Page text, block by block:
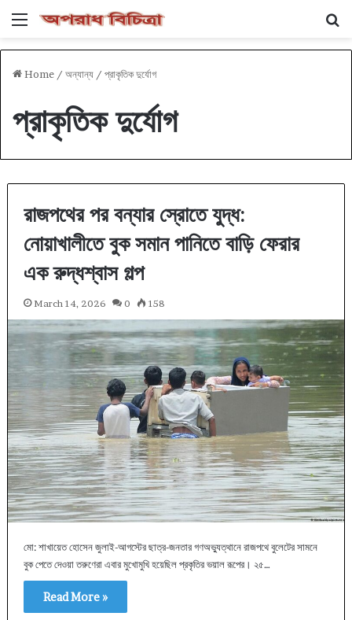
Menu
Home / অন্যান্য / প্রাকৃতিক দুর্যোগ
প্রাকৃতিক দুর্যোগ
রাজপথের পর বন্যার স্রোতে যুদ্ধ:
নোয়াখালীতে বুক সমান পানিতে বাড়ি ফেরার
এক রুদ্ধশ্বাস গল্প
March 14, 2026 0 158
মো: শাখায়েত হোসেন জুলাই-আগস্টের ছাত্র-জনতার গণঅভ্যুত্থানে রাজপথে বুলেটের সামনে
বুক পেতে দেওয়া তরুণেরা এবার মুখোমুখি হয়েছিল প্রকৃতির ভয়াল রূপের। ২৫…
Read More »